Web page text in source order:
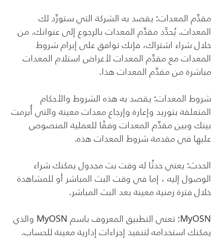
مقدِّم المعدات: يقصد به الشركة التي ستورِّد لك
المعدات. يُحدَّد مقدِّم المعدات بالرجوع إلى عنوانك. من
خلال شراء اشتراك، فإنك توافق على إبرام شروط
المعدات مع مقدِّم المعدات لأغراض استلام المعدات
مباشرة من مقدِّم المعدات هذا.
شروط المعدات: يقصد به هذه الشروط والأحكام
المتعلقة بتوريد وإعارة وإرجاع معدات معينة والتي أُبرمت
بينك وبين مقدِّم المعدات وفقًا للعملية المنصوص
عليها في مقدمة شروط المعدات هذه.
الحدث: يعني حدثًا له وقت بث مجدول يمكنك شراء
الوصول إليه ، إما في وقت البث المباشر أو للمشاهدة
خلال فترة زمنية معينة بعد البث المباشر.
MyOSN: تعني التطبيق المعروف باسم MyOSN والذي
يمكنك استخدامه لتنفيذ إجراءات إدارية معينة للحساب.